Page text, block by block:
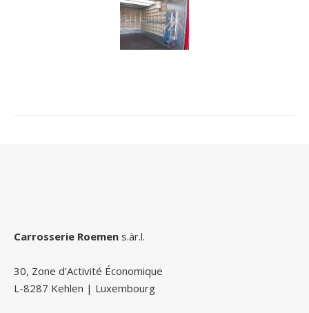
Carrosserie Roemen s.àr.l.
30, Zone d’Activité Économique
L-8287 Kehlen | Luxembourg